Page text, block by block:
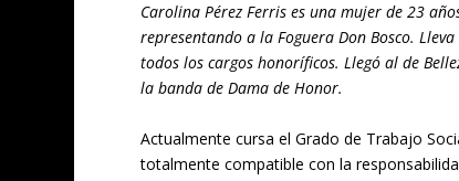
Carolina Pérez Ferris es una mujer de 23
representando a la Foguera Don Bosco.
todos los cargos honoríficos. Llegó al de
la banda de Dama de Honor.
Actualmente cursa el Grado de Trabajo
totalmente compatible con la